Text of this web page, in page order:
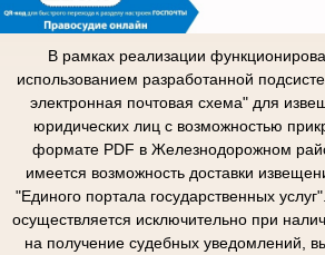
В рамках реализации
использованием разработанной
электронная почтовая схема" для
юридических лиц с возможностью
формате PDF в Железнодорожном
имеется возможность доставки
"Единого портала государственных
осуществляется исключительно при
на получение судебных уведомлений,